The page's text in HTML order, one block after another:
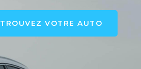
TROUVEZ VOTRE AUTO